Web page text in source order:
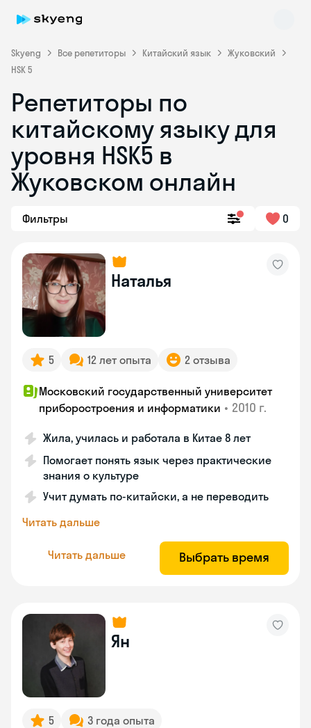
Skyeng Все репетиторы Китайский язык
Жуковский
HSK 5
Репетиторы по
китайскому языку для
уровня HSK5 в
Жуковском онлайн
Фильтры 0
Наталья
5 12 лет опыта 2 отзыва
Московский государственный университет
приборостроения и информатики • 2010 г.
Жила, училась и работала в Китае 8 лет
Помогает понять язык через практические
знания о культуре
Учит думать по-китайски, а не переводить
Читать дальше
Читать дальше Выбрать время
Ян
5 3 года опыта
Skyeng Chat
online